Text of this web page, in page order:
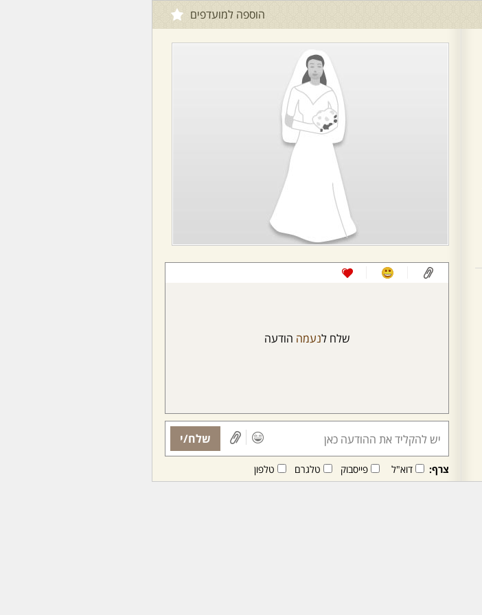
הוספה למועדפים
שלח לנעמה הודעה
שלח/י
צרף: דוא"ל פייסבוק טלגרם טלפון